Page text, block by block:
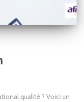
qualité ? Voici un